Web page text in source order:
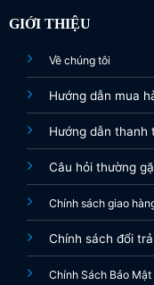
GIỚI THIỆU
Về chúng tôi
Hướng dẫn mua
Hướng dẫn thanh
Câu hỏi thường
Chính sách giao
Chính sách đổi trả
Chính Sách Bảo